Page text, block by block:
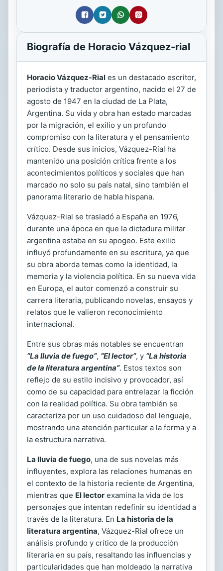
Biografía de Horacio Vázquez-rial
Horacio Vázquez-Rial es un destacado escritor,
periodista y traductor argentino, nacido el 27 de
agosto de 1947 en la ciudad de La Plata,
Argentina. Su vida y obra han estado marcadas
por la migración, el exilio y un profundo
compromiso con la literatura y el pensamiento
crítico. Desde sus inicios, Vázquez-Rial ha
mantenido una posición crítica frente a los
acontecimientos políticos y sociales que han
marcado no solo su país natal, sino también el
panorama literario de habla hispana.
Vázquez-Rial se trasladó a España en 1976,
durante una época en que la dictadura militar
argentina estaba en su apogeo. Este exilio
influyó profundamente en su escritura, ya que
su obra aborda temas como la identidad, la
memoria y la violencia política. En su nueva vida
en Europa, el autor comenzó a construir su
carrera literaria, publicando novelas, ensayos y
relatos que le valieron reconocimiento
internacional.
Entre sus obras más notables se encuentran
“La lluvia de fuego”, “El lector”, y “La historia
de la literatura argentina”. Estos textos son
reflejo de su estilo incisivo y provocador, así
como de su capacidad para entrelazar la ficción
con la realidad política. Su obra también se
caracteriza por un uso cuidadoso del lenguaje,
mostrando una atención particular a la forma y a
la estructura narrativa.
La lluvia de fuego, una de sus novelas más
influyentes, explora las relaciones humanas en
el contexto de la historia reciente de Argentina,
mientras que El lector examina la vida de los
personajes que intentan redefinir su identidad a
través de la literatura. En La historia de la
literatura argentina, Vázquez-Rial ofrece un
análisis profundo y crítico de la producción
literaria en su país, resaltando las influencias y
particularidades que han moldeado la narrativa